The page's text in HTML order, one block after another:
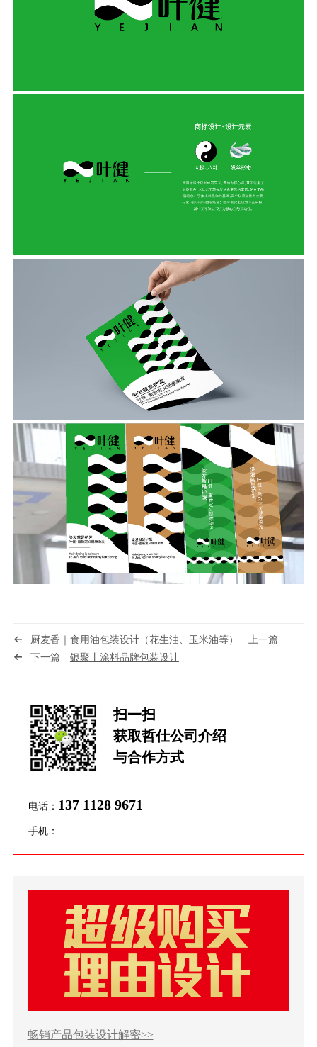
厨麦香｜食用油包装设计（花生油、玉米油等）
上一篇
下一篇 银聚丨涂料品牌包装设计
扫一扫
获取哲仕公司介绍
与合作方式
电话： 137 1128 9671
手机：
畅销产品包装设计解密>>